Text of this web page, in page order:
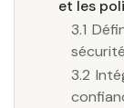
et les
3.1
3.2